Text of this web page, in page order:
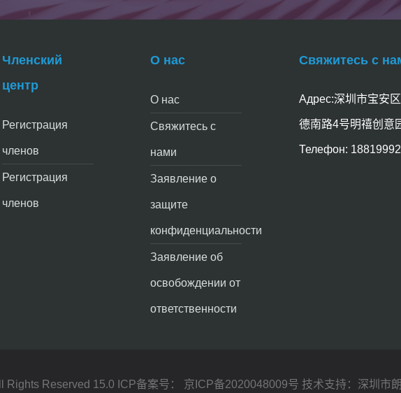
Членский
центр
Регистрация
членов
Регистрация
членов
О нас
О нас
Свяжитесь с
нами
Заявление о
защите
конфиденциальности
Заявление об
освобождении от
ответственности
Свяжитесь с
Адрес:深圳市宝安
德南路4号明禧创意
Телефон:
Reserved 15.0 ICP备案号： 京ICP备2020048009号 技术支持： 深圳市